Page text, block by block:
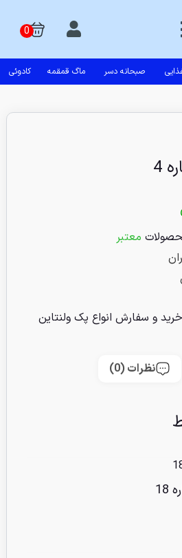
صبحانه دسر ماگ قمقمه کادوئی
4
معتبر
خرید و سفارش انواع پک ولنتاین
نظرات (0)